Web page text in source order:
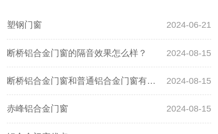
塑钢门窗 2024-06-21
断桥铝合金门窗的隔音效果怎么样？ 2024-08-15
断桥铝合金门窗和普通铝合金门窗有什么区别？ 2024-08-15
赤峰铝合金门窗 2024-08-15